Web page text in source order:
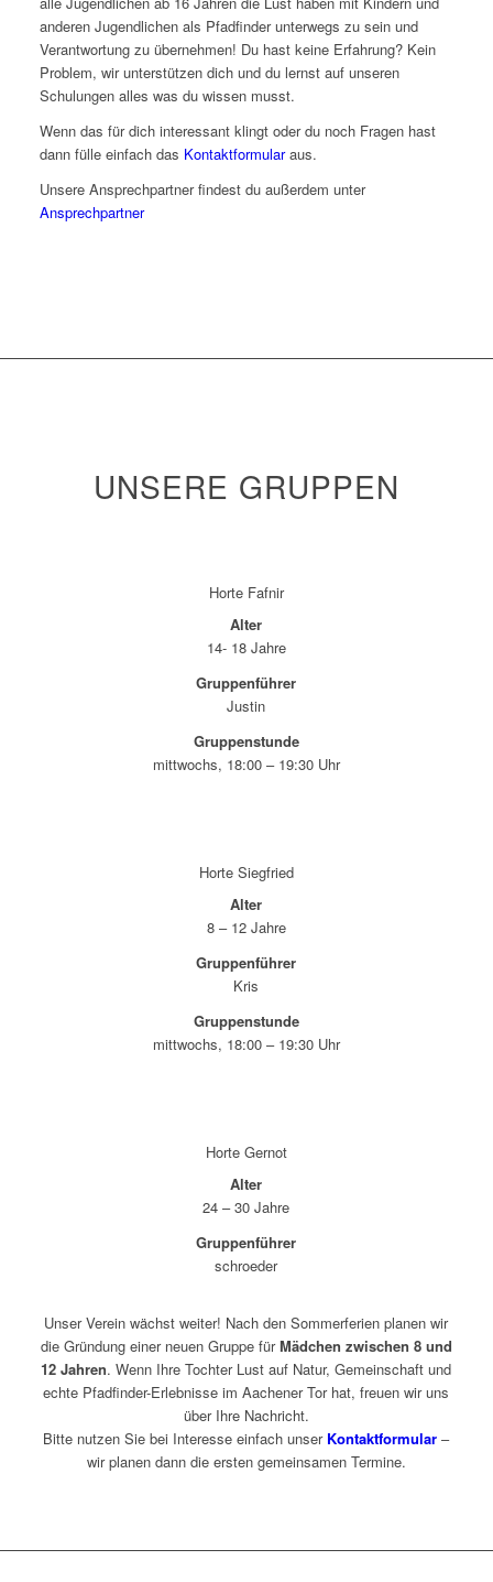
anderen Jugendlichen als Pfadfinder unterwegs zu sein und
Verantwortung zu übernehmen! Du hast keine Erfahrung? Kein
Problem, wir unterstützen dich und du lernst auf unseren
Schulungen alles was du wissen musst.
Wenn das für dich interessant klingt oder du noch Fragen hast
dann fülle einfach das Kontaktformularaus.
Unsere Ansprechpartner findest du außerdem unter
Ansprechpartner
UNSERE GRUPPEN
Horte Fafnir
Alter
14- 18 Jahre
Gruppenführer
Justin
Gruppenstunde
mittwochs, 18:00 – 19:30 Uhr
Horte Siegfried
Alter
8 – 12 Jahre
Gruppenführer
Kris
Gruppenstunde
mittwochs, 18:00 – 19:30 Uhr
Horte Gernot
Alter
24 – 30 Jahre
Gruppenführer
schroeder
Unser Verein wächst weiter! Nach den Sommerferien planen wir
die Gründung einer neuen Gruppe fürMädchen zwischen 8 und
12 Jahren. Wenn Ihre Tochter Lust auf Natur, Gemeinschaft und
echte Pfadfinder-Erlebnisse im Aachener Tor hat, freuen wir uns
über Ihre Nachricht.
Bitte nutzen Sie bei Interesse einfach unser Kontaktformular –
wir planen dann die ersten gemeinsamen Termine.